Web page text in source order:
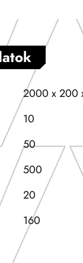
2000 x 200
10
50
500
20
160